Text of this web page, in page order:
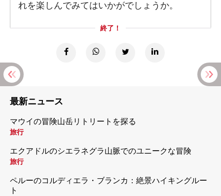
れを楽しんでみてはいかがでしょうか。
終了！
最新ニュース
マウイの冒険山岳リトリートを探る
旅行
エクアドルのシエラネグラ山脈でのユニークな冒険
旅行
ペルーのコルディエラ・ブランカ：絶景ハイキングルー
ト